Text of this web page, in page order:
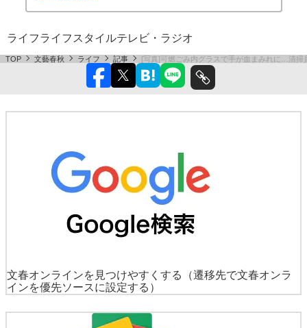
ライフライフスタイルテレビ・ラジオ
TOP 文藝春秋 ライフ 記事 [写真]可燃ごみ内グラスで手が血まみれに…清掃
文春オンラインを見つけやすくする
（遷移先で文春オンラ
インを優先ソースに設定する）